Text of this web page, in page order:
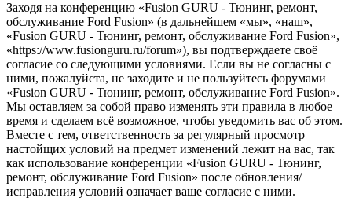
Заходя на конференцию «Fusion GURU - Тюнинг, ремонт,
обслуживание Ford Fusion» (в дальнейшем «мы», «наш»,
«Fusion GURU - Тюнинг, ремонт, обслуживание Ford Fusion»,
«https://www.fusionguru.ru/forum»), вы подтверждаете своё
согласие со следующими условиями. Если вы не согласны с
ними, пожалуйста, не заходите и не пользуйтесь форумами
«Fusion GURU - Тюнинг, ремонт, обслуживание Ford Fusion».
Мы оставляем за собой право изменять эти правила в любое
время и сделаем всё возможное, чтобы уведомить вас об этом.
Вместе с тем, ответственность за регулярный просмотр
настойщих условий на предмет изменений лежит на вас, так
как использование конференции «Fusion GURU - Тюнинг,
ремонт, обслуживание Ford Fusion» после обновления/
исправления условий означает ваше согласие с ними.